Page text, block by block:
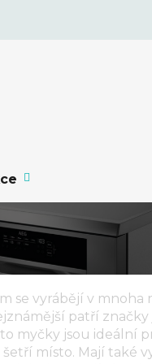
se vyrábějí v mnoha
patří značky
myčky jsou ideální
místo. Mají také